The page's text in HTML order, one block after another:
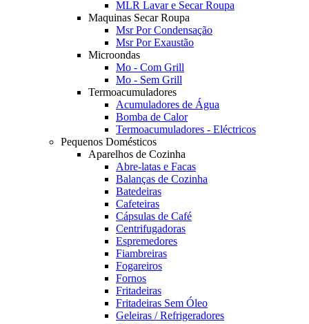
MLR Lavar e Secar Roupa
Maquinas Secar Roupa
Msr Por Condensação
Msr Por Exaustão
Microondas
Mo - Com Grill
Mo - Sem Grill
Termoacumuladores
Acumuladores de Água
Bomba de Calor
Termoacumuladores - Eléctricos
Pequenos Domésticos
Aparelhos de Cozinha
Abre-latas e Facas
Balanças de Cozinha
Batedeiras
Cafeteiras
Cápsulas de Café
Centrifugadoras
Espremedores
Fiambreiras
Fogareiros
Fornos
Fritadeiras
Fritadeiras Sem Óleo
Geleiras / Refrigeradores